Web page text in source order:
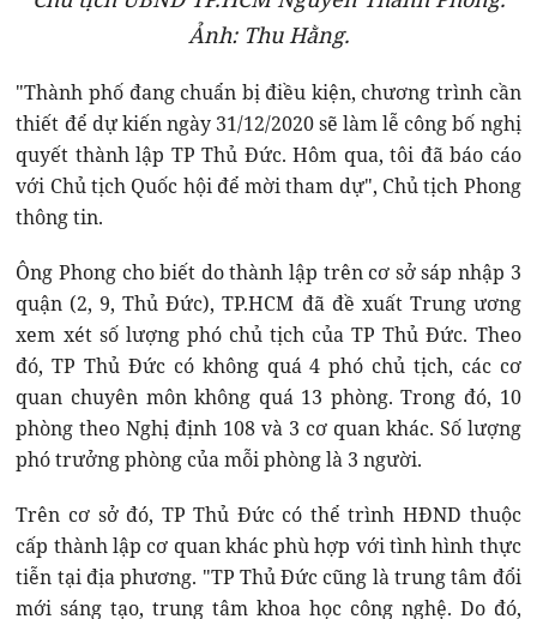
Ảnh: Thu Hằng.
"Thành phố đang chuẩn bị điều kiện, chương trình cần
thiết để dự kiến ngày 31/12/2020 sẽ làm lễ công bố nghị
quyết thành lập TP Thủ Đức. Hôm qua, tôi đã báo cáo
với Chủ tịch Quốc hội để mời tham dự", Chủ tịch Phong
thông tin.
Ông Phong cho biết do thành lập trên cơ sở sáp nhập 3
quận (2, 9, Thủ Đức), TP.HCM đã đề xuất Trung ương
xem xét số lượng phó chủ tịch của TP Thủ Đức. Theo
đó, TP Thủ Đức có không quá 4 phó chủ tịch, các cơ
quan chuyên môn không quá 13 phòng. Trong đó, 10
phòng theo Nghị định 108 và 3 cơ quan khác. Số lượng
phó trưởng phòng của mỗi phòng là 3 người.
Trên cơ sở đó, TP Thủ Đức có thể trình HĐND thuộc
cấp thành lập cơ quan khác phù hợp với tình hình thực
tiễn tại địa phương. "TP Thủ Đức cũng là trung tâm đổi
mới sáng tạo, trung tâm khoa học công nghệ. Do đó,